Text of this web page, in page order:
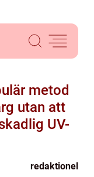
metod
utan att
UV-
redaktionel